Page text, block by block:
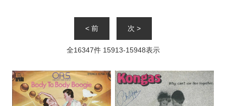
< 前 次 >
全16347件 15913-15948表示